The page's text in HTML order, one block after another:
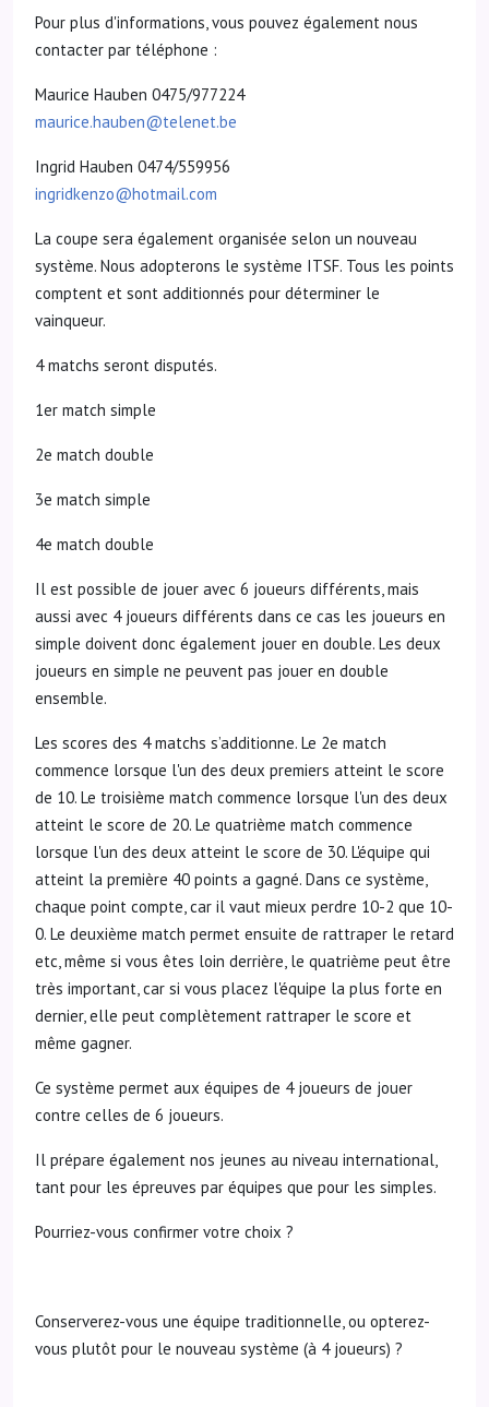
Pour plus d'informations, vous pouvez également nous
contacter par téléphone :
Maurice Hauben 0475/977224
maurice.hauben@telenet.be
Ingrid Hauben 0474/559956
ingridkenzo@hotmail.com
La coupe sera également organisée selon un nouveau
système. Nous adopterons le système ITSF. Tous les points
comptent et sont additionnés pour déterminer le
vainqueur.
4 matchs seront disputés.
1er match simple
2e match double
3e match simple
4e match double
Il est possible de jouer avec 6 joueurs différents, mais
aussi avec 4 joueurs différents dans ce cas les joueurs en
simple doivent donc également jouer en double. Les deux
joueurs en simple ne peuvent pas jouer en double
ensemble.
Les scores des 4 matchs s’additionne. Le 2e match
commence lorsque l'un des deux premiers atteint le score
de 10. Le troisième match commence lorsque l'un des deux
atteint le score de 20. Le quatrième match commence
lorsque l'un des deux atteint le score de 30. L'équipe qui
atteint la première 40 points a gagné. Dans ce système,
chaque point compte, car il vaut mieux perdre 10-2 que 10-
0. Le deuxième match permet ensuite de rattraper le retard
etc, même si vous êtes loin derrière, le quatrième peut être
très important, car si vous placez l'équipe la plus forte en
dernier, elle peut complètement rattraper le score et
même gagner.
Ce système permet aux équipes de 4 joueurs de jouer
contre celles de 6 joueurs.
Il prépare également nos jeunes au niveau international,
tant pour les épreuves par équipes que pour les simples.
Pourriez-vous confirmer votre choix ?
Conserverez-vous une équipe traditionnelle, ou opterez-
vous plutôt pour le nouveau système (à 4 joueurs) ?